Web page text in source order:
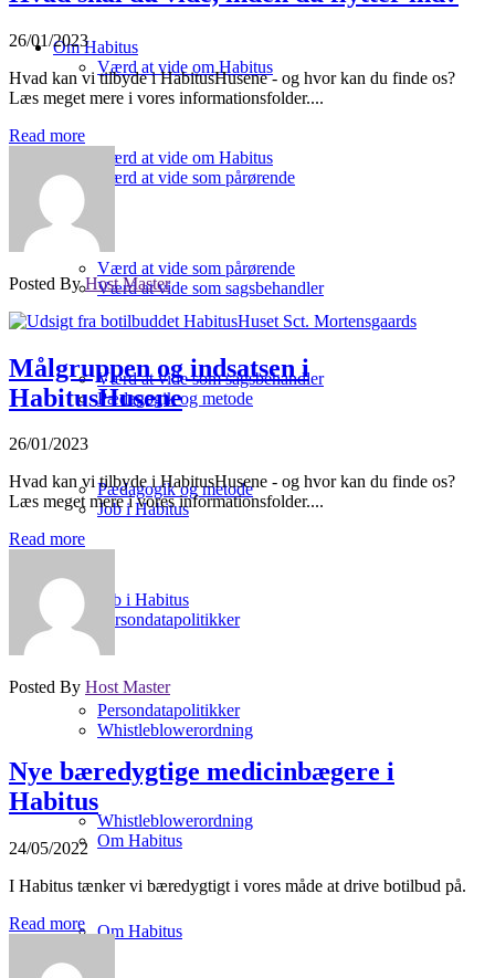
Værd at vide om Habitus
Værd at vide som pårørende
Værd at vide som sagsbehandler
Pædagogik og metode
Job i Habitus
Persondatapolitikker
Whistleblowerordning
Om Habitus
Om Habitus
Værd at vide om Habitus
Værd at vide som pårørende
Værd at vide som sagsbehandler
Pædagogik og metode
Job i Habitus
Persondatapolitikker
Whistleblowerordning
Om Habitus
26/01/2023
Hvad kan vi tilbyde i HabitusHusene - og hvor kan du finde os?
Læs meget mere i vores informationsfolder....
Read more
Posted ByHost Master
Målgruppen og indsatsen i
HabitusHusene
26/01/2023
Hvad kan vi tilbyde i HabitusHusene - og hvor kan du finde os?
Læs meget mere i vores informationsfolder....
Read more
Posted By Host Master
Nye bæredygtige medicinbægere i
Habitus
24/05/2022
I Habitus tænker vi bæredygtigt i vores måde at drive botilbud på.
Read more